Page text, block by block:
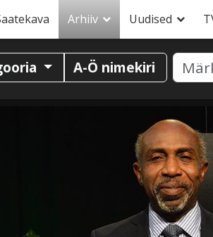
Arhiiv Uudised
A-Ö nimekiri